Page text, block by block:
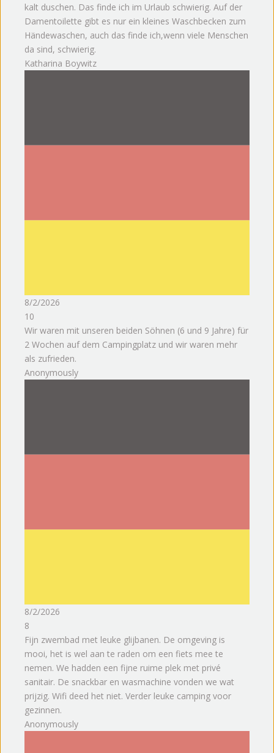
kalt duschen. Das finde ich im Urlaub schwierig. Auf der
Damentoilette gibt es nur ein kleines Waschbecken zum
Händewaschen, auch das finde ich,wenn viele Menschen
da sind, schwierig.
Katharina Boywitz
8/2/2026
10
Wir waren mit unseren beiden Söhnen (6 und 9 Jahre) für
2 Wochen auf dem Campingplatz und wir waren mehr
als zufrieden.
Anonymously
8/2/2026
8
Fijn zwembad met leuke glijbanen. De omgeving is
mooi, het is wel aan te raden om een fiets mee te
nemen. We hadden een fijne ruime plek met privé
sanitair. De snackbar en wasmachine vonden we wat
prijzig. Wifi deed het niet. Verder leuke camping voor
gezinnen.
Anonymously